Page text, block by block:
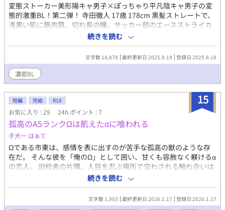
変態ストーカー美形陽キャ男子×ぽっちゃり平凡陰キャ男子の変
態的激重BL！第二弾！ 寺田徹人 17歳 178cm 黒髪ストレートで、
浅黒い肌に筋肉質、切れ長の瞳。サッカー部のエースストライカ
ーで、勉学もできるモテ男。カースト上位の陽キャグループにい
るが、実は明の激重変態ストーカー。 持田明 16歳 165cm 黒髪の
天然パーマ、色白のぽっちゃりで運動音痴。重い前髪とメガネで
目元はいつも隠れている。陰キャで平凡な顔。勉学は中の下。い
つも陰キャグループのアニオタ達と一緒にいる。エロ小説を執筆
するのが趣味。最近は自分の先輩への対応の甘さに困惑するくら
い、先輩に恋をしている。 汗舐め(脇舐め)、匂いフェチ、耳責
め、中だし、拘束、結腸責め、女装、淫語、スパンキング、潮ふ
きect. -------------------------------------------------------- 前作
▶https://www.alphapolis.co.jp/novel/236578036/783964650
作中作品「次期後継者指名された銀髪翠眼の敬虔な信徒が神のお
告げを聞く神託者の国王に教育と称し心も体も背徳的に犯される
話」
▶https://www.alphapolis.co.jp/novel/236578036/72942758
続きを読む
文字数 18,878 最終更新日 2025.8.18 登録日 2025.8.18
濃密BL
15
短編 完結 R18
お気に入り : 29 24h.ポイント : 7
孤高のA5ランクΩは飢えたαに喰われる
子犬一 はぁて
Ωである市東は、感情を表に出すのが苦手な孤高の獣のような存
在だ。 そんな彼を「俺のΩ」として囲い、甘くも容赦なく躾けるα
の恋人。 旧校舎の片隅、人目を忍ぶ場所で交わされる触れ合いは
愛情と支配、羞恥と快楽が絡み合う危うい関係そのものだった。
強引で挑発的なαに翻弄されながらも、 市東はその手から逃れら
れない。 これは、αに深く執着され、食べ頃のA5ランクΩとして
愛され尽くす、 甘美で背徳的な恋の記録。
続きを読む
文字数 1,903 最終更新日 2026.1.17 登録日 2026.1.17